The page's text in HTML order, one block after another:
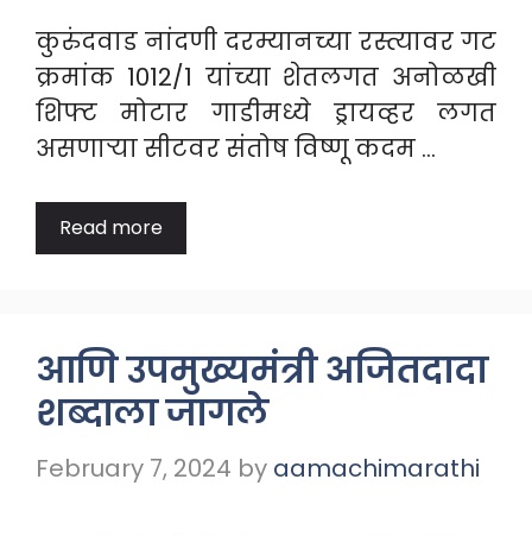
कुरुंदवाड नांदणी दरम्यानच्या रस्त्यावर गट
क्रमांक 1012/1 यांच्या शेतलगत अनोळखी
शिफ्ट मोटार गाडीमध्ये ड्रायव्हर लगत
असणाऱ्या सीटवर संतोष विष्णू कदम …
Read more
आणि उपमुख्यमंत्री अजितदादा
शब्दाला जागले
February 7, 2024 by aamachimarathi